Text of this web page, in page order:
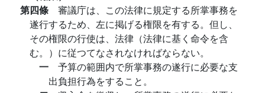
第四條 審議庁は、この法律に規定する所掌事務を
遂行するため、左に掲げる権限を有する。但し、
その権限の行使は、法律（法律に基く命令を含
む。）に従つてなされなければならない。
一 予算の範囲内で所掌事務の遂行に必要な支
出負担行為をすること。